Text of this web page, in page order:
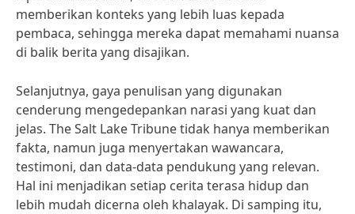
memberikan konteks yang lebih luas kepada
pembaca, sehingga mereka dapat memahami nuansa
di balik berita yang disajikan.
Selanjutnya, gaya penulisan yang digunakan
cenderung mengedepankan narasi yang kuat dan
jelas. The Salt Lake Tribune tidak hanya memberikan
fakta, namun juga menyertakan wawancara,
testimoni, dan data-data pendukung yang relevan.
Hal ini menjadikan setiap cerita terasa hidup dan
lebih mudah dicerna oleh khalayak. Di samping itu,